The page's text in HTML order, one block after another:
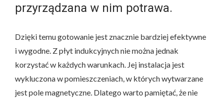
przyrządzana w nim potrawa.
Dzięki temu gotowanie jest znacznie bardziej efektywne
i wygodne. Z płyt indukcyjnych nie można jednak
korzystać w każdych warunkach. Jej instalacja jest
wykluczona w pomieszczeniach, w których wytwarzane
jest pole magnetyczne. Dlatego warto pamiętać, że nie